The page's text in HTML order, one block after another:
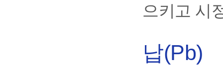
으키고 시
납(Pb)